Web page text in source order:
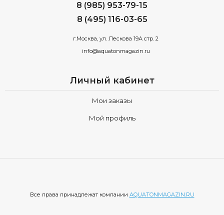
8 (985) 953-79-15
8 (495) 116-03-65
г.Москва, ул. Лескова 19А стр. 2
info@aquatonmagazin.ru
Личный кабинет
Мои заказы
Мой профиль
Все права принадлежат компании AQUATONMAGAZIN.RU